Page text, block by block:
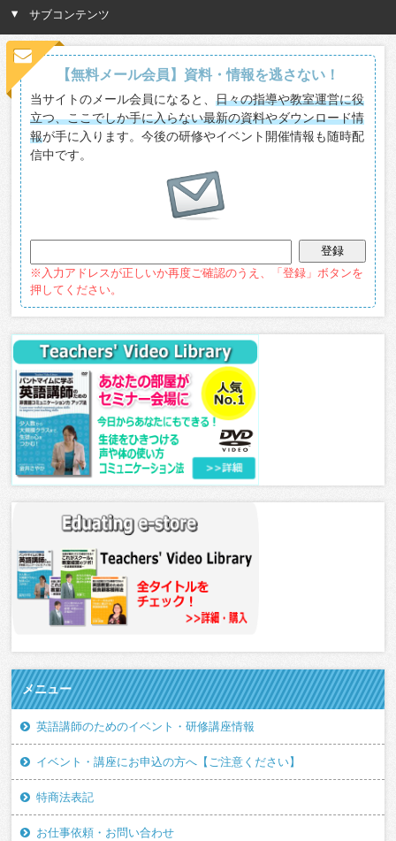
サブコンテンツ
【無料メール会員】資料・情報を逃さない！
当サイトのメール会員になると、日々の指導や教室運営に役
立つ、ここでしか手に入らない最新の資料やダウンロード情
報が手に入ります。今後の研修やイベント開催情報も随時配
信中です。
※入力アドレスが正しいか再度ご確認のうえ、「登録」ボタンを
押してください。
メニュー
英語講師のためのイベント・研修講座情報
イベント・講座にお申込の方へ【ご注意ください】
特商法表記
お仕事依頼・お問い合わせ